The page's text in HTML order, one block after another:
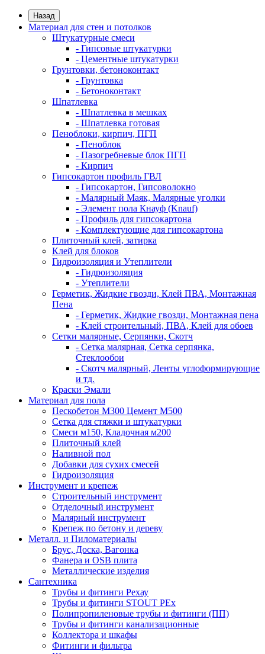
Назад
Материал для стен и потолков
Штукатурные смеси
- Гипсовые штукатурки
- Цементные штукатурки
Грунтовки, бетоноконтакт
- Грунтовка
- Бетоноконтакт
Шпатлевка
- Шпатлевка в мешках
- Шпатлевка готовая
Пеноблоки, кирпич, ПГП
- Пеноблок
- Пазогребневые блок ПГП
- Кирпич
Гипсокартон профиль ГВЛ
- Гипсокартон, Гипсоволокно
- Малярный Маяк, Малярные уголки
- Элемент пола Кнауф (Knauf)
- Профиль для гипсокартона
- Комплектующие для гипсокартона
Плиточный клей, затирка
Клей для блоков
Гидроизоляция и Утеплители
- Гидроизоляция
- Утеплители
Герметик, Жидкие гвозди, Клей ПВА, Монтажная
Пена
- Герметик, Жидкие гвозди, Монтажная пена
- Клей строительный, ПВА, Клей для обоев
Сетки малярные, Серпянки, Скотч
- Сетка малярная, Сетка серпянка,
Стеклообои
- Скотч малярный, Ленты углоформирующие
и тд.
Краски Эмали
Материал для пола
Пескобетон М300 Цемент М500
Сетка для стяжки и штукатурки
Смеси м150, Кладочная м200
Плиточный клей
Наливной пол
Добавки для сухих смесей
Гидроизоляция
Инструмент и крепеж
Строительный инструмент
Отделочный инструмент
Малярный инструмент
Крепеж по бетону и дереву
Металл. и Пиломатериалы
Брус, Доска, Вагонка
Фанера и OSB плита
Металлические изделия
Сантехника
Трубы и фитинги Рехау
Трубы и фитинги STOUT PEx
Полипропиленовые трубы и фитинги (ПП)
Трубы и фитинги канализационные
Коллектора и шкафы
Фитинги и фильтра